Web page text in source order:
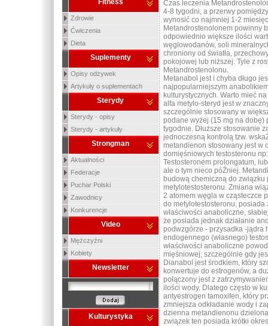
Fitness
Zdrowie
Ćwiczenia
Dieta
Suplementy
Opisy odżywek
Artykuły o suplementach
Sterydy
Sterydy - opisy
Sterydy - artykuły
Strongman
Aktualności
Federacje
Puchar Polski
Zawodnicy
Konkurencje
Video
Mężczyźni
Kobiety
Newsletter
Kulturystyka
Czas leczenia
4-8 tygodni, a przerwy
wynosić co najmniej 1-2
Metandrostenolonem powinny
odpowiednio większe ilości
węglowodanów, soli
chroniony od światła,
pokojowej lub niższej. Tyle z
Metandrostenolonu.
Metanabol jest i chyba długo
najpopularniejszym
kulturystycznych. Warto mieć
alfa metylo-steryd jest w
szczególnie stosowany w
podane wyżej (15 mg na dobę)
tygodnie. Dłuższe stosowanie
jednoczesną kontrolą tzw.
metandienon stosowany jest w
domięśniowych testosteronu
Testosteronem prolongatum,
ale o tym nieco póŹniej.
budową chemiczną do
metylotestosteronu. Zmiana
2 atomem węgla w cząsteczce
do metylotestosteronu,
właściwości anaboliczne,
że posiada jednak działanie
podwzgórze - przysadka -jądra
endogennego (własnego)
właściwości anaboliczne
mięśniowej, szczególnie gdy
Dianabol jest środkiem, który
konwertuje do estrogenów, a
połączony jest z
ilości wody. Dlatego często w
antyestrogen tamoxifen, który
zmniejsza odkładanie wody i
dzienna metandienonu
związek ten posiada krótki